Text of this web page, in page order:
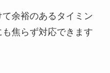
余裕のあるタイミン
焦らず対応できます